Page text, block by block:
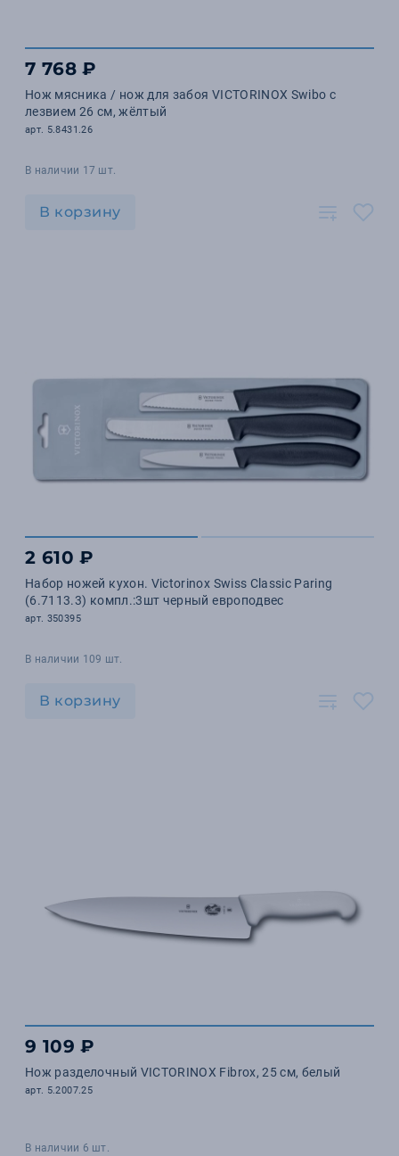
7 768 ₽
Нож мясника / нож для забоя VICTORINOX Swibo с
лезвием 26 см, жёлтый
арт. 5.8431.26
В наличии 17 шт.
В корзину
2 610 ₽
Набор ножей кухон. Victorinox Swiss Classic Paring
(6.7113.3) компл.:3шт черный европодвес
арт. 350395
В наличии 109 шт.
В корзину
9 109 ₽
Нож разделочный VICTORINOX Fibrox, 25 см, белый
арт. 5.2007.25
В наличии 6 шт.